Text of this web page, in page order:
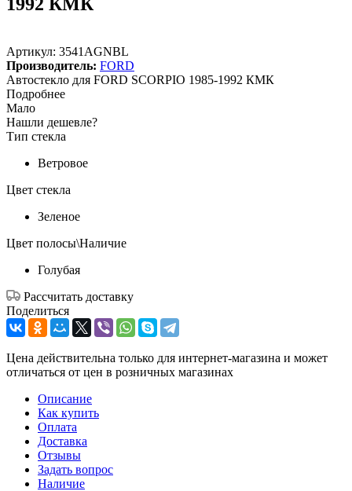
Артикул: 3541AGNBL
Производитель: FORD
Автостекло для FORD SCORPIO 1985-1992 КМК
Подробнее
Мало
Нашли дешевле?
Тип стекла
Ветровое
Цвет стекла
Зеленое
Цвет полосы\Наличие
Голубая
Рассчитать доставку
Поделиться
Цена действительна только для интернет-магазина и может
отличаться от цен в розничных магазинах
Описание
Как купить
Оплата
Доставка
Отзывы
Задать вопрос
Наличие